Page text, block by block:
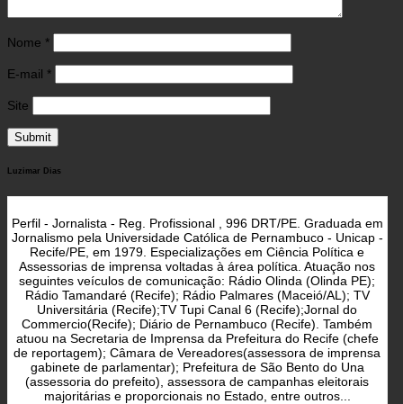
Nome *
E-mail *
Site
Luzimar Dias
Perfil - Jornalista - Reg. Profissional , 996 DRT/PE. Graduada em
Jornalismo pela Universidade Católica de Pernambuco - Unicap -
Recife/PE, em 1979. Especializações em Ciência Política e
Assessorias de imprensa voltadas à área política. Atuação nos
seguintes veículos de comunicação: Rádio Olinda (Olinda PE);
Rádio Tamandaré (Recife); Rádio Palmares (Maceió/AL); TV
Universitária (Recife);TV Tupi Canal 6 (Recife);Jornal do
Commercio(Recife); Diário de Pernambuco (Recife). Também
atuou na Secretaria de Imprensa da Prefeitura do Recife (chefe
de reportagem); Câmara de Vereadores(assessora de imprensa
gabinete de parlamentar); Prefeitura de São Bento do Una
(assessoria do prefeito), assessora de campanhas eleitorais
majoritárias e proporcionais no Estado, entre outros...